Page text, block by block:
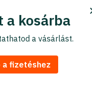
a kosárba
a vásárlást.
a fizetéshez